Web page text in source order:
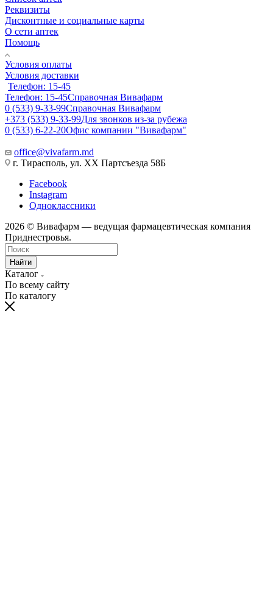
Реквизиты
Дисконтные и социальные карты
О сети аптек
Помощь
Условия оплаты
Условия доставки
Телефон: 15-45
Телефон: 15-45Справочная Вивафарм
0 (533) 9-33-99Справочная Вивафарм
+373 (533) 9-33-99Для звонков из-за рубежа
0 (533) 6-22-20Офис компании "Вивафарм"
office@vivafarm.md
г. Тирасполь, ул. ХХ Партсъезда 58Б
Facebook
Instagram
Одноклассники
2026 © Вивафарм — ведущая фармацевтическая компания
Приднестровья.
Найти
Каталог
По всему сайту
По каталогу